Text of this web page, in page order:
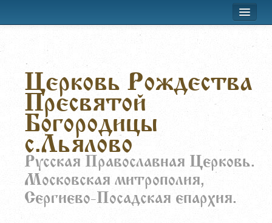
Лествица
Воскресная школа
Расписание
О храме
Заказать требы
Церковь Рождества
Пресвятой
Богородицы
с.Льялово
Русская Православная Церковь.
Московская митрополия,
Сергиево-Посадская епархия.